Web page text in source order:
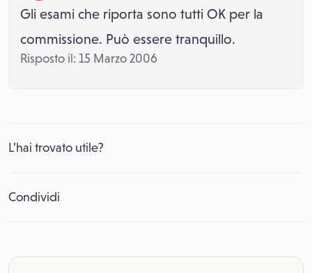
Gli esami che riporta sono tutti OK per la
commissione. Può essere tranquillo.
Risposto il: 15 Marzo 2006
L’hai trovato utile?
Condividi